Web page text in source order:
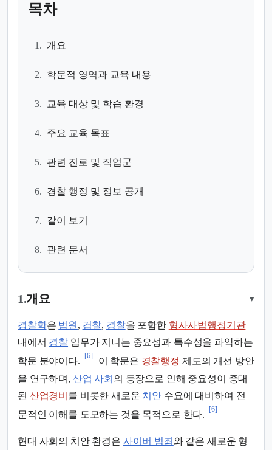
목차
1. 개요
2. 학문적 영역과 교육 내용
3. 교육 대상 및 학습 환경
4. 주요 교육 목표
5. 관련 진로 및 직업군
6. 경찰 행정 및 정보 공개
7. 같이 보기
8. 관련 문서
1.개요 ▾
경찰학은 법원, 검찰, 경찰을 포함한 형사사법행정기관
내에서 경찰 임무가 지니는 중요성과 특수성을 파악하는
학문 분야이다.
[6]
이 학문은 경찰행정 제도의 개선 방안
을 연구하며, 산업 사회 의 등장으로 인해 중요성이 증대
된 산업경비 를 비롯한 새로운 치안 수요에 대비하여 전
문적인 이해를 도모하는 것을 목적으로 한다.
[6]
현대 사회의 치안 환경은 사이버 범죄 와 같은 새로운 형